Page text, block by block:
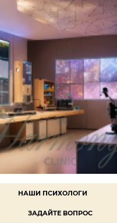
НАШИ ПСИХОЛОГИ
ЗАДАЙТЕ ВОПРОС